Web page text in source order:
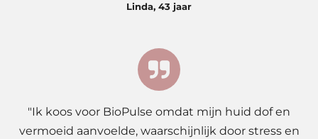
Linda, 43 jaar
"Ik koos voor BioPulse omdat mijn huid dof en
vermoeid aanvoelde, waarschijnlijk door stress en